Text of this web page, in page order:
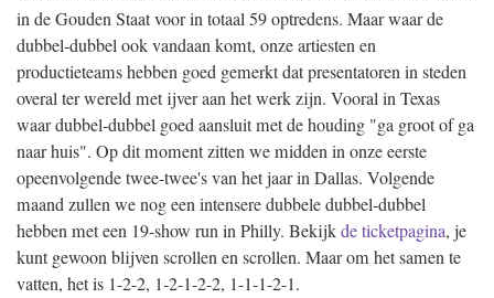
in de Gouden Staat voor in totaal 59 optredens. Maar waar de
dubbel-dubbel ook vandaan komt, onze artiesten en
productieteams hebben goed gemerkt dat presentatoren in steden
overal ter wereld met ijver aan het werk zijn. Vooral in Texas
waar dubbel-dubbel goed aansluit met de houding "ga groot of ga
naar huis". Op dit moment zitten we midden in onze eerste
opeenvolgende twee-twee's van het jaar in Dallas. Volgende
maand zullen we nog een intensere dubbele dubbel-dubbel
hebben met een 19-show run in Philly. Bekijkde ticketpagina, je
kunt gewoon blijven scrollen en scrollen. Maar om het samen te
vatten, het is 1-2-2, 1-2-1-2-2, 1-1-1-2-1.